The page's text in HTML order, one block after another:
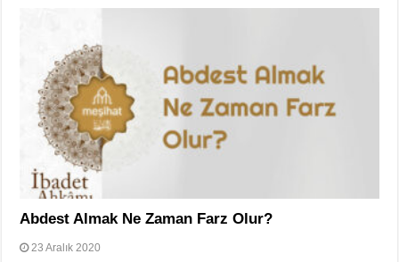
Abdest Almak Ne Zaman Farz Olur?
23 Aralık 2020